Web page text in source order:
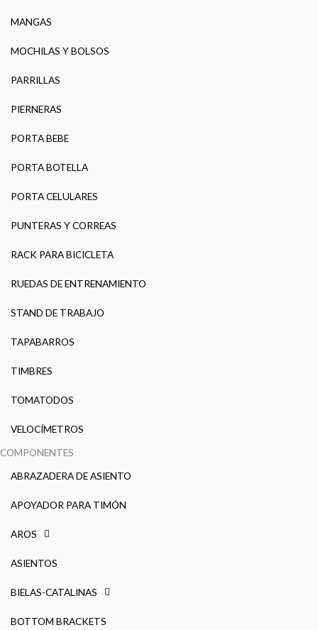
MANGAS
MOCHILAS Y BOLSOS
PARRILLAS
PIERNERAS
PORTA BEBE
PORTA BOTELLA
PORTA CELULARES
PUNTERAS Y CORREAS
RACK PARA BICICLETA
RUEDAS DE ENTRENAMIENTO
STAND DE TRABAJO
TAPABARROS
TIMBRES
TOMATODOS
VELOCÍMETROS
COMPONENTES
ABRAZADERA DE ASIENTO
APOYADOR PARA TIMÓN
AROS
ASIENTOS
BIELAS-CATALINAS
BOTTOM BRACKETS